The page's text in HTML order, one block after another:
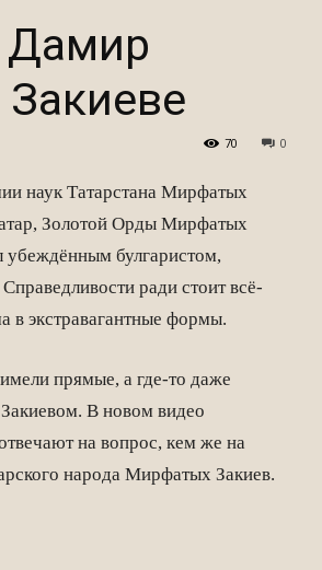
Дамир
0
70
наук Татарстана Мирфатых
Золотой Орды Мирфатых
убеждённым булгаристом,
ради стоит всё-
в экстравагантные формы.
прямые, а где-то даже
В новом видео
на вопрос, кем же на
народа Мирфатых Закиев.